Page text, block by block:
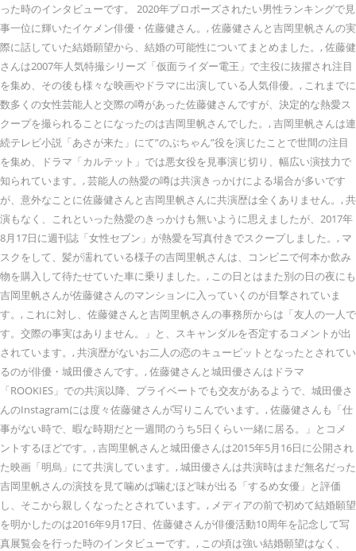
った時のインタビューです。 2020年プロポーズされたい男性ランキングで見
事一位に輝いたイケメン俳優・佐藤健さん。, 佐藤健さんと吉岡里帆さんの実
際に話していた結婚願望から、結婚の可能性についてまとめました。, 佐藤健
さんは2007年人気特撮シリーズ「仮面ライダー電王」で主役に抜擢され注目
を集め、その後も様々な映画やドラマに出演している人気俳優。, これまでに
数多くの女性芸能人と交際の噂があった佐藤健さんですが、決定的な熱愛ス
クープを撮られることになったのは吉岡里帆さんでした。, 吉岡里帆さんは連
続テレビ小説「あさが来た」にて”のぶちゃん”役を演じたことで世間の注目
を集め、ドラマ「カルテット」では悪女役を見事演じ切り、幅広い演技力で
知られています。, 芸能人の熱愛の噂は共演きっかけによる場合が多いです
が、意外なことに佐藤健さんと吉岡里帆さんに共演歴は全くありません。, 共
演もなく、これといった熱愛のきっかけも無いように思えましたが、2017年
8月17日に週刊誌「女性セブン」が熱愛を写真付きでスクープしました。, マ
スクをして、髪が濡れている様子の吉岡里帆さんは、コンビニで何本か飲み
物を購入して待たせていた車に乗りました。, この日とはまた別の日の夜にも
吉岡里帆さんが佐藤健さんのマンションに入っていくのが目撃されていま
す。, これに対し、佐藤健さんと吉岡里帆さんの事務所からは「友人の一人で
す。交際の事実はありません。」と、スキャンダルを否定するコメントが出
されています。, 共演歴がないお二人の恋のキューピットとなったとされてい
るのが俳優・城田優さんです。, 佐藤健さんと城田優さんはドラマ
「ROOKIES」での共演以降、プライベートでも交友があるようで、城田優さ
んのInstagramには度々佐藤健さんが写りこんでいます。, 佐藤健さんも「仕
事がない時で、暇な時期だと一週間のうち5日くらい一緒に居る。」とコメ
ントするほどです。, 吉岡里帆さんと城田優さんは2015年5月16日に公開され
た映画「明烏」にて共演しています。, 城田優さんは共演時はまだ無名だった
吉岡里帆さんの演技を見て噛めば噛むほど味が出る「するめ女優」と評価
し、そこから親しくなったとされています。, メディアの前で初めて結婚願望
を明かしたのは2016年9月17日、佐藤健さんが俳優活動10周年を記念して写
真展覧会を行った時のインタビューです。, この頃は強い結婚願望はなく、